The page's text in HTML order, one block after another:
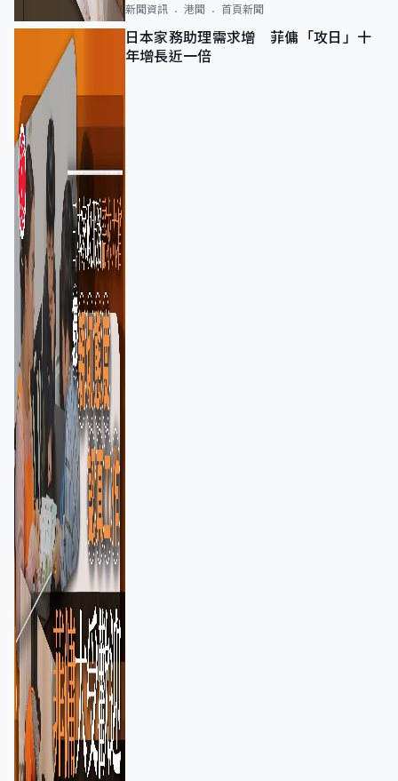
新聞資訊 港聞 首頁新聞
日本家務助理需求增 菲傭「攻日」十
年增長近一倍